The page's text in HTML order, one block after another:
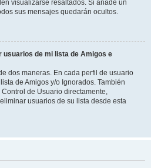
visualizarse resaltados. Si añade un
sus mensajes quedarán ocultos.
usuarios de mi lista de Amigos e
dos maneras. En cada perfil de usuario
de Amigos y/o Ignorados. También
de Usuario directamente,
usuarios de su lista desde esta